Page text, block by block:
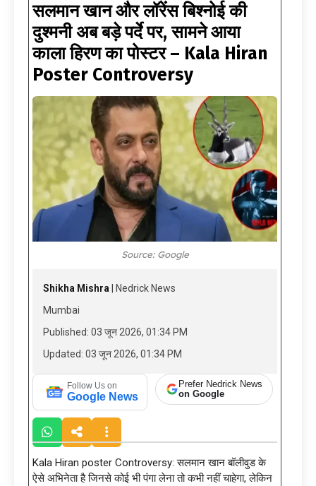
सलमान खान और लॉरेंस बिश्नोई की
दुश्मनी अब बड़े पर्दे पर, सामने आया
काला हिरण का पोस्टर – Kala Hiran
Poster Controversy
Source: Google
Shikha Mishra | Nedrick News
Mumbai
Published: 03 जून 2026, 01:34 PM
Updated: 03 जून 2026, 01:34 PM
Follow Us on
Google News
Prefer Nedrick News
on Google
Kala Hiran poster Controversy: सलमान खान बॉलीवुड के
ऐसे अभिनेता है जिनसे कोई भी पंगा लेना तो कभी नहीं चाहेगा, लेकिन